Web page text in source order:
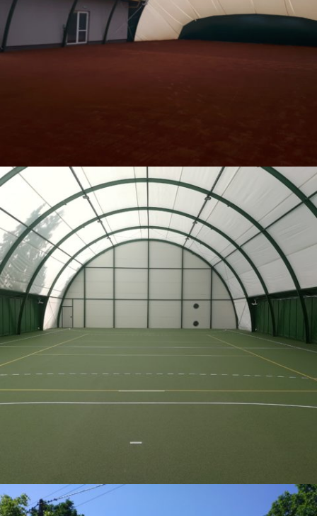
02 - HALE ŁUKOWE I NAMIOTOWE
07 – 2018 / HALA ŁUKOWA I BOISKO WIELOFUNKCYJNE –
„ZALCHEM” W ZWIERZYŃCU PIERWSZYM
01 - HALE PNEUMATYCZNE, 02 - HALE ŁUKOWE I NAMIOTOWE